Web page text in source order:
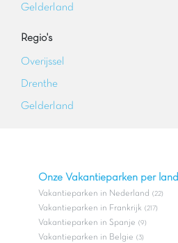
Gelderland
Regio's
Overijssel
Drenthe
Gelderland
Onze Vakantieparken per land
Vakantieparken in Nederland (22)
Vakantieparken in Frankrijk (217)
Vakantieparken in Spanje (9)
Vakantieparken in Belgie (3)